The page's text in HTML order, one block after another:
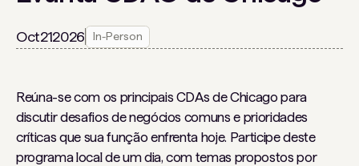
Oct212026 In-Person
Reúna-se com os principais CDAs de Chicago para
discutir desafios de negócios comuns e prioridades
críticas que sua função enfrenta hoje. Participe deste
programa local de um dia, com temas propostos por